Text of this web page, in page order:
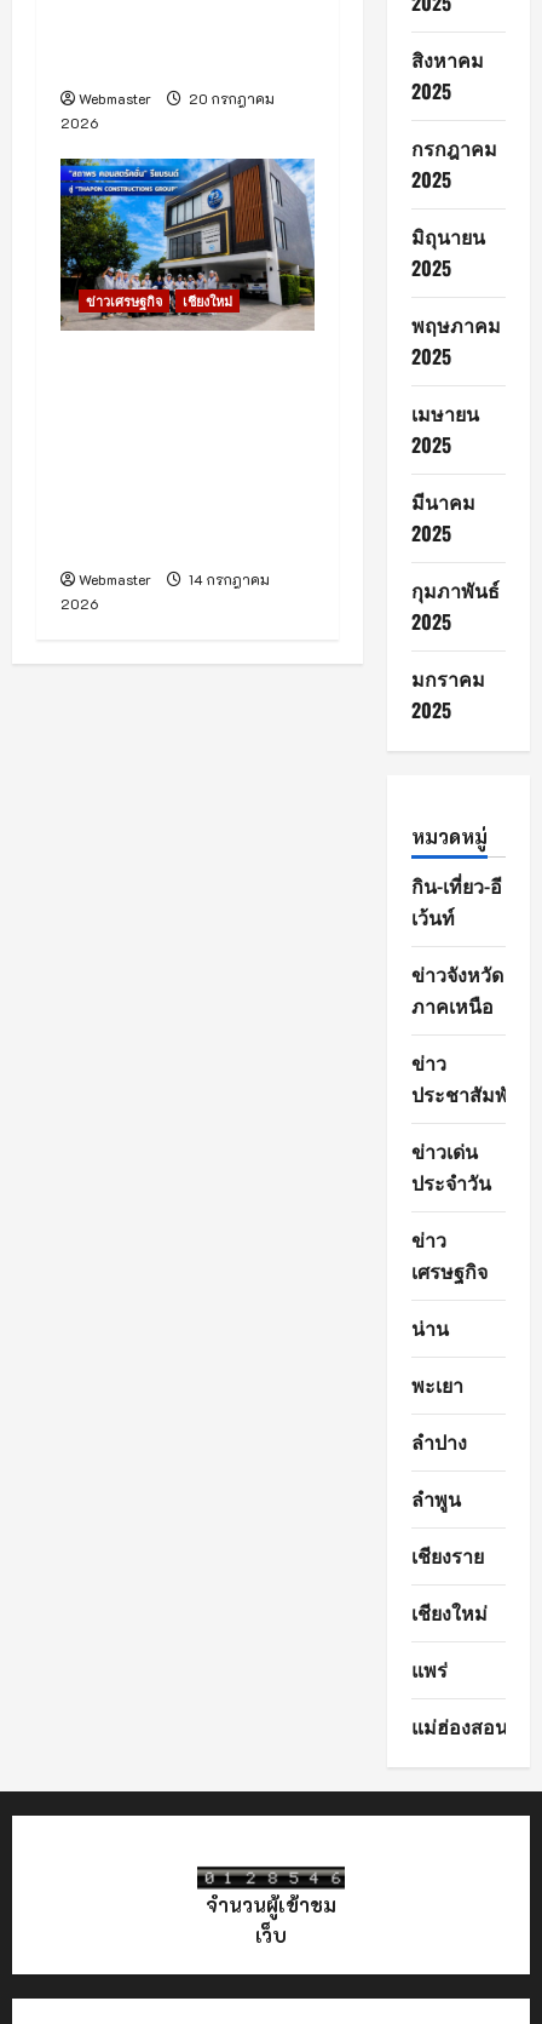
Webmaster
20 กรกฎาคม
2026
ข่าวเศรษฐกิจ เชียงใหม่
Webmaster
14 กรกฎาคม
2026
สิงหาคม
2025
กรกฎาคม
2025
มิถุนายน
2025
พฤษภาคม
2025
เมษายน
2025
มีนาคม
2025
กุมภาพันธ์
2025
มกราคม
2025
หมวดหมู่
กิน-เที่ยว-อี
เว้นท์
ข่าวจังหวัด
ภาคเหนือ
ข่าว
ประชาสัมพันธ์
ข่าวเด่น
ประจำวัน
ข่าว
เศรษฐกิจ
น่าน
พะเยา
ลำปาง
ลำพูน
เชียงราย
เชียงใหม่
แพร่
แม่ฮ่องสอน
จำนวนผู้เข้าชม
เว็บ